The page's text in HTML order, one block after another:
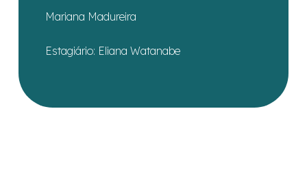
Mariana Madureira
Estagiário: Eliana Watanabe